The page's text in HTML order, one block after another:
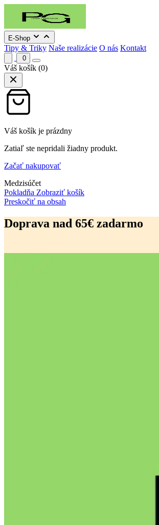
E-Shop
Tipy & Triky Naše realizácie O nás Kontakt
0
Váš košík (0)
Váš košík je prázdny
Zatiaľ ste nepridali žiadny produkt.
Začať nakupovať
Medzisúčet
Pokladňa Zobraziť košík
Preskočiť na obsah
Doprava nad 65€ zadarmo